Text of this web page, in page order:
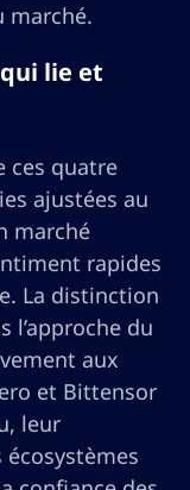
marché.
lie et
ces quatre
ajustées au
marché
rapides
La distinction
l’approche du
aux
et Bittensor
leur